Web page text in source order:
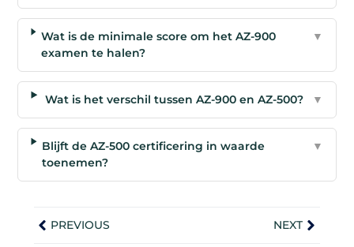
Wat is de minimale score om het AZ-900
examen te halen?
▼
Wat is het verschil tussen AZ-900 en AZ-500? ▼
Blijft de AZ-500 certificering in waarde
toenemen?
▼
PREVIOUS NEXT